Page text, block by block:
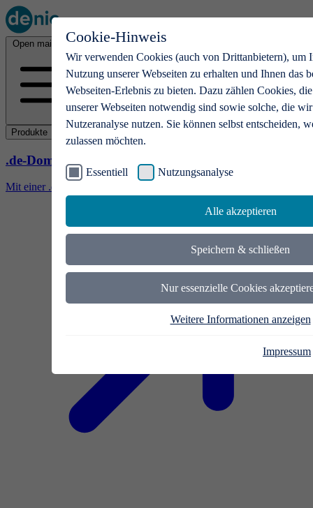
Cookie-Hinweis
Wir verwenden Cookies (auch von Drittanbietern), um
Nutzung unserer Webseiten zu erhalten und Ihnen das
Webseiten-Erlebnis zu bieten. Dazu zählen Cookies,
unserer Webseiten notwendig sind sowie solche, die
Nutzeranalyse nutzen. Sie können selbst entscheiden,
zulassen möchten.
Essentiell Nutzungsanalyse
Alle akzeptieren
Speichern & schließen
Nur essenzielle Cookies
Weitere Informationen anzeigen
Impressum
Open main menu
Produkte
.de-Domains
Mit einer .de-Domain erhalten Ideen eine Bühne